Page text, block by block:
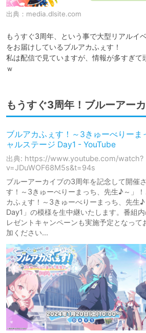
出典： media.dlsite.com
もうすぐ3周年、という事で大型リアルイ
をお届けしているブルアカふぇす！
私は配信で見ていますが、情報が多すぎて
ｗ
もうすぐ3周年！ブルーアーカ
ブルアカふぇす！～3きゅーべりーま
ャルステージ Day1 - YouTube
出典: https://www.youtube.com/watch?
v=JDuWOF68M5s&t=94s
ブルーアーカイブの3周年を記念して開催
す！～3きゅーべりーまっち、先生♪～」
カふぇす！～3きゅーべりーまっち、先生
Day1」の模様を生中継いたします。番組
レゼントキャンペーンも実施予定となって
加ください...